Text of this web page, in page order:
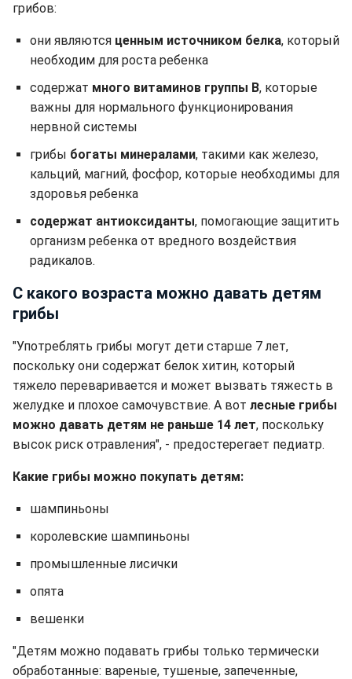
грибов:
они являются ценным источником белка, который
необходим для роста ребенка
содержат много витаминов группы В, которые
важны для нормального функционирования
нервной системы
грибы богаты минералами, такими как железо,
кальций, магний, фосфор, которые необходимы для
здоровья ребенка
содержат антиоксиданты, помогающие защитить
организм ребенка от вредного воздействия
радикалов.
С какого возраста можно давать детям
грибы
"Употреблять грибы могут дети старше 7 лет,
поскольку они содержат белок хитин, который
тяжело переваривается и может вызвать тяжесть в
желудке и плохое самочувствие. А вот лесные грибы
можно давать детям не раньше 14 лет, поскольку
высок риск отравления", - предостерегает педиатр.
Какие грибы можно покупать детям:
шампиньоны
королевские шампиньоны
промышленные лисички
опята
вешенки
"Детям можно подавать грибы только термически
обработанные: вареные, тушеные, запеченные,